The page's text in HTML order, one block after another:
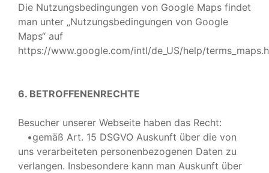
Die Nutzungsbedingungen von Google Maps findet
man unter „Nutzungsbedingungen von Google
Maps“ auf
https://www.google.com/intl/de_US/help/
6. BETROFFENENRECHTE
Besucher unserer Webseite haben das Recht:
•gemäß Art. 15 DSGVO Auskunft über die von
uns verarbeiteten personenbezogenen Daten zu
verlangen. Insbesondere kann man Auskunft über